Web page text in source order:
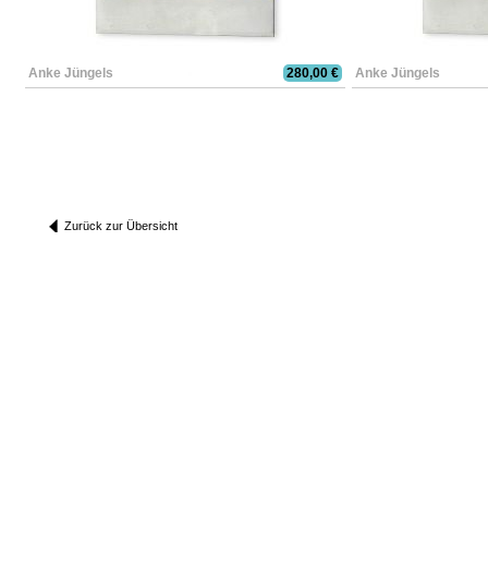
Anke Jüngels 280,00 € Anke Jüngels
Zurück zur Übersicht